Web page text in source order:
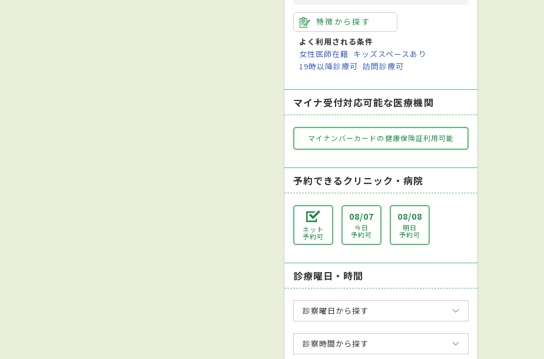
特徴から探す
よく利用される条件
女性医師在籍 キッズスペースあり
19時以降診療可 訪問診療可
マイナ受付対応可能な医療機関
マイナンバーカードの健康保険証利用可能
予約できるクリニック・病院
ネット
予約可
08/07
今日
予約可
08/08
明日
予約可
診療曜日・時間
診察曜日から探す
診察時間から探す